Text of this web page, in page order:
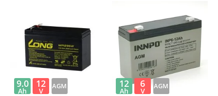
9.0
Ah
12
V
AGM 12
Ah
6
V
AGM